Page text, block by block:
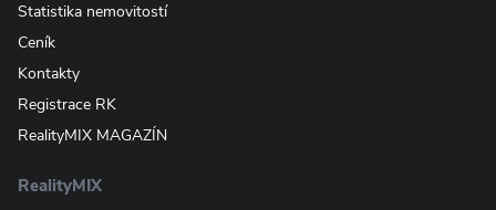
Statistika nemovitostí
Ceník
Kontakty
Registrace RK
RealityMIX MAGAZÍN
RealityMIX